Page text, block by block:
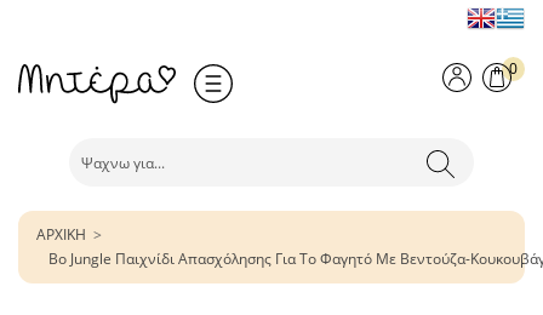
0
ΑΡΧΙΚΗ
Bo Jungle Παιχνίδι Απασχόλησης Για Το Φαγητό Με Βεντούζα-